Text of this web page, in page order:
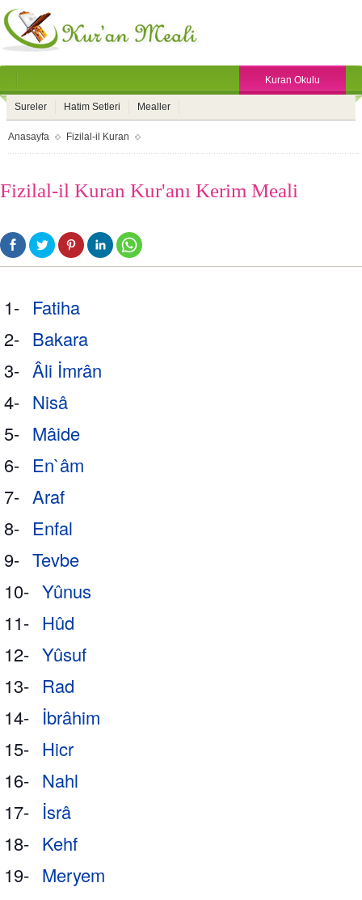
Kuran Okulu
Sureler Hatim Setleri Mealler
Anasayfa Fizilal-il Kuran
Fizilal-il Kuran Kur'anı Kerim Meali
1- Fatiha
2- Bakara
3- Âli İmrân
4- Nisâ
5- Mâide
6- En`âm
7- Araf
8- Enfal
9- Tevbe
10- Yûnus
11- Hûd
12- Yûsuf
13- Rad
14- İbrâhim
15- Hicr
16- Nahl
17- İsrâ
18- Kehf
19- Meryem